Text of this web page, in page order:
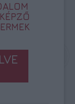
KÉPZŐ